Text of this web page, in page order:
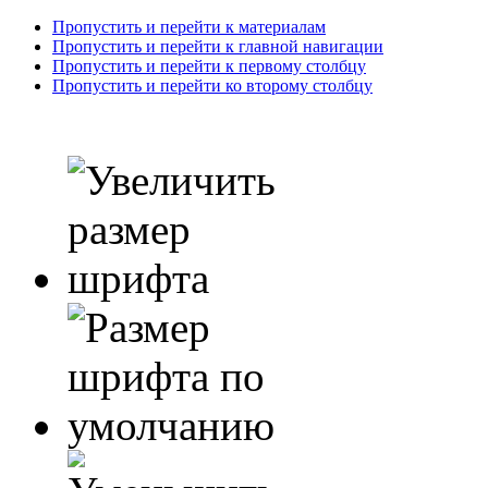
Пропустить и перейти к материалам
Пропустить и перейти к главной навигации
Пропустить и перейти к первому столбцу
Пропустить и перейти ко второму столбцу